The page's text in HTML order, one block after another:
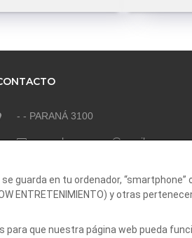
- - PARANÁ 3100
masshowparana@gmail.com
guarda en tu ordenador, “smartphone”
ENTRETENIMIENTO) y otras
para que nuestra página web pueda